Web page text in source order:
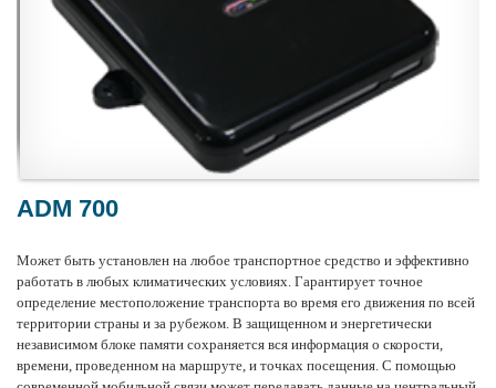
ADM 700
Может быть установлен на любое транспортное средство и эффективно
работать в любых климатических условиях. Гарантирует точное
определение местоположение транспорта во время его движения по всей
территории страны и за рубежом. В защищенном и энергетически
независимом блоке памяти сохраняется вся информация о скорости,
времени, проведенном на маршруте, и точках посещения. С помощью